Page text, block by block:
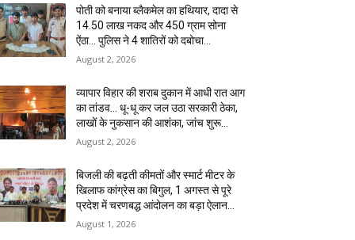
पोती को बनाया ब्लैकमेल का हथियार, दादा से
14.50 लाख नकद और 450 ग्राम सोना
ऐंठा… पुलिस ने 4 शातिरों को दबोचा…
August 2, 2026
व्यापार विहार की शराब दुकान में आधी रात आग
का तांडव… धू-धू कर जल उठा सरकारी ठेका,
लाखों के नुकसान की आशंका, जांच शुरू…
August 2, 2026
बिजली की बढ़ती कीमतों और स्मार्ट मीटर के
खिलाफ कांग्रेस का बिगुल, 1 अगस्त से पूरे
प्रदेश में चरणबद्ध आंदोलन का बड़ा ऐलान…
August 1, 2026